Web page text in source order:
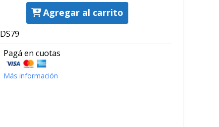
Agregar al carrito
DS79
Pagá en cuotas
Más información